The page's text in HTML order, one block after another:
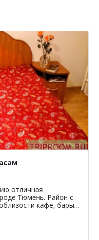
отличная
Тюмень. Район с
кафе, бары,